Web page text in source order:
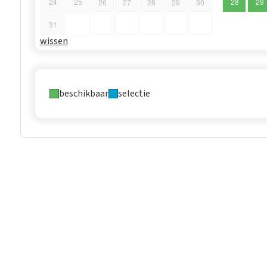
31
wissen
beschikbaar selectie